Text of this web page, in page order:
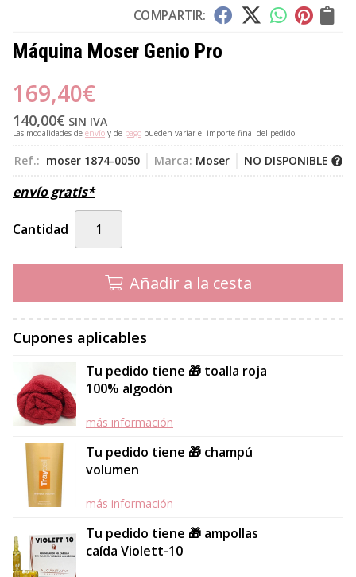
COMPARTIR:
Máquina Moser Genio Pro
169,40€
140,00€ SIN IVA
Las modalidades de envío y de pago pueden variar el importe final del pedido.
Ref.: moser 1874-0050 Marca: Moser NO DISPONIBLE
envío gratis*
Cantidad
Añadir a la cesta
Cupones aplicables
Tu pedido tiene 🎁 toalla roja
100% algodón
más información
Tu pedido tiene 🎁 champú
volumen
más información
Tu pedido tiene 🎁 ampollas
caída Violett-10